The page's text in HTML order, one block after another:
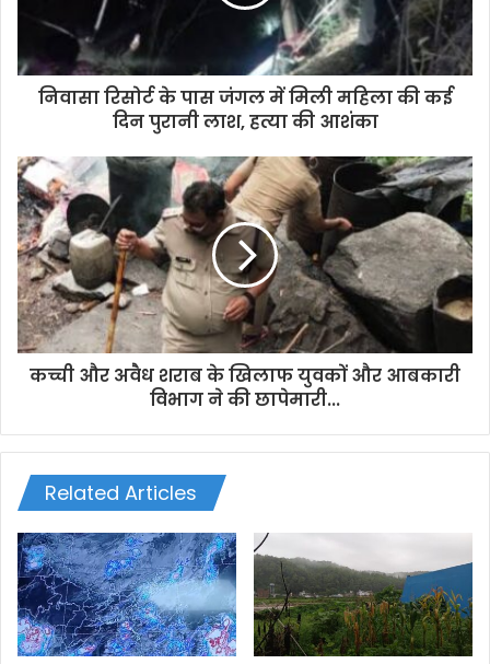
d
s
s
निवासा रिसोर्ट के पास जंगल में मिली महिला की कई
दिन पुरानी लाश, हत्या की आशंका
कच्ची और अवैध शराब के खिलाफ युवकों और आबकारी
विभाग ने की छापेमारी...
Related Articles